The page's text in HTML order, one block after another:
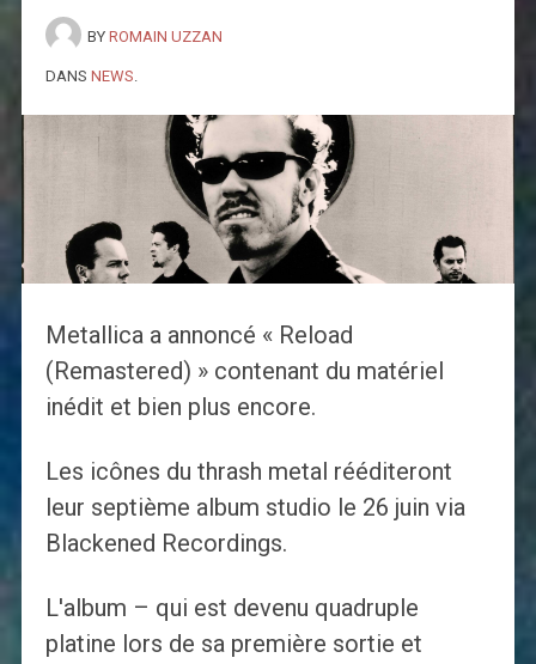
BY ROMAIN UZZAN
DANS NEWS
Metallica a annoncé « Reload
(Remastered) » contenant du matériel
inédit et bien plus encore.
Les icônes du thrash metal rééditeront
leur septième album studio le 26 juin via
Blackened Recordings.
L'album – qui est devenu quadruple
platine lors de sa première sortie et